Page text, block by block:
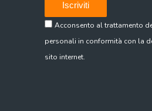
Acconsento al trattamento
personali in conformità con la
sito internet.